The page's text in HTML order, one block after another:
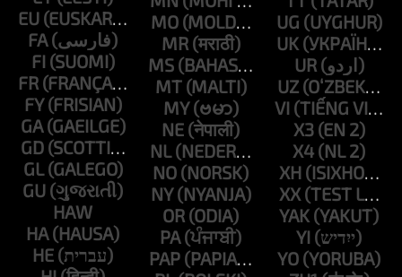
EU
FA
FI
FR
FY
GA
GD
GL
GU
HAW
HA
HE
MO
MR
MS
MT
MY
NE
NL
NO
NY
OR
PA
PAP
UG
UK
UR
UZ
VI
X3
X4
XH
XX
YAK
YI
YO